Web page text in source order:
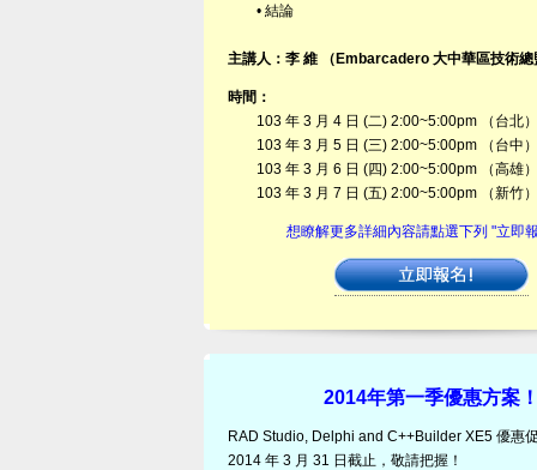
• 結論
主講人：李 維 （Embarcadero 大中華區技術總
時間：
103 年 3 月 4 日 (二) 2:00~5:00pm （台北）
103 年 3 月 5 日 (三) 2:00~5:00pm （台中）
103 年 3 月 6 日 (四) 2:00~5:00pm （高雄）
103 年 3 月 7 日 (五) 2:00~5:00pm （新竹）
想瞭解更多詳細內容請點選下列 "立即
2014年第一季優惠方案
RAD Studio, Delphi and C++Builder XE5 優惠
2014 年 3 月 31 日截止，敬請把握！